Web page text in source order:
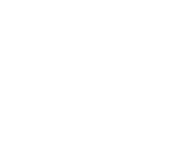
стиля,
как под
джинсы,